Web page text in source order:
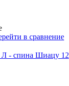
в сравнение
Л - спина Шиацу 12